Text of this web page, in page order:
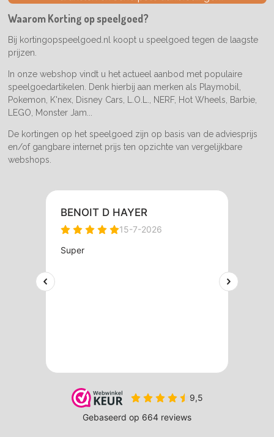
o
k
g
a
m
k
Waarom Korting op speelgoed?
Bij kortingopspeelgoed.nl koopt u speelgoed tegen de laagste
prijzen.
In onze webshop vindt u het actueel aanbod met populaire
speelgoedartikelen. Denk hierbij aan merken als Playmobil,
Pokemon, K'nex, Disney Cars, L.O.L., NERF, Hot Wheels, Barbie,
LEGO, Monster Jam...
De kortingen op het speelgoed zijn op basis van de adviesprijs
en/of gangbare internet prijs ten opzichte van vergelijkbare
webshops.